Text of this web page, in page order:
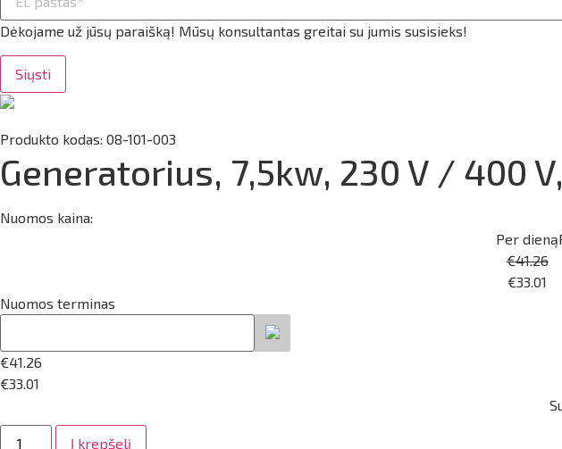
Dėkojame už jūsų paraišką! Mūsų konsultantas greitai su jumis susisieks!
Siųsti
Produkto kodas: 08-101-003
Generatorius, 7,5kw, 230 V / 400
Nuomos kaina:
Per dieną
€41.26
€33.01
Nuomos terminas
€41.26
€33.01
produkto
kiekis:
Į krepšelį